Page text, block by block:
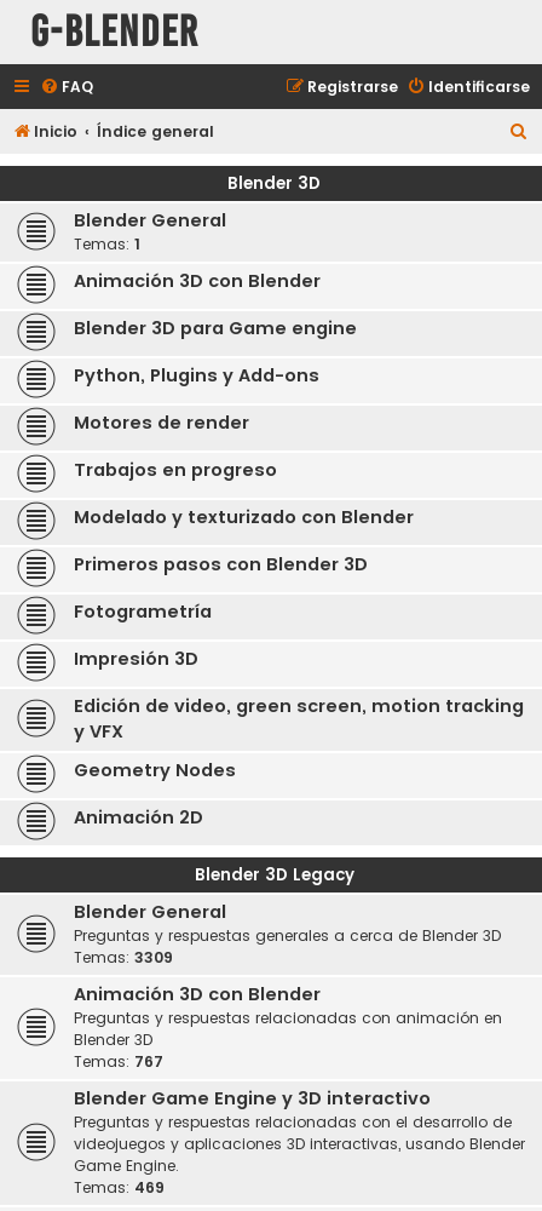
G-Blender
FAQ Identificarse
Registrarse
Inicio Índice general
u
Blender 3D
Blender General
Temas: 1
Animación 3D con Blender
Blender 3D para Game engine
Python, Plugins y Add-ons
Motores de render
Trabajos en progreso
Modelado y texturizado con Blender
Primeros pasos con Blender 3D
Fotogrametría
Impresión 3D
Edición de video, green screen, motion tracking
y VFX
Geometry Nodes
Animación 2D
Blender 3D Legacy
Blender General
Preguntas y respuestas generales a cerca de Blender 3D
Temas: 3309
Animación 3D con Blender
Preguntas y respuestas relacionadas con animación en
Blender 3D
Temas: 767
Blender Game Engine y 3D interactivo
Preguntas y respuestas relacionadas con el desarrollo de
videojuegos y aplicaciones 3D interactivas, usando Blender
Game Engine.
Temas: 469